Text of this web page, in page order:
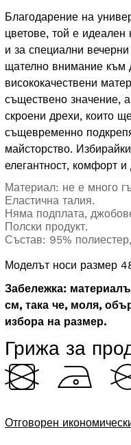
Благодарение на
цветове, той е
и за специални
щателно внимание към
висококачествени
съществено значение,
скроени дрехи, които
същевременно
майсторство.
елегантност, комфорт и
Материал: не е много
Еластична талия.
Няма подплата,
Полски продукт.
Състав: 95%
Моделът носи размер
Забележка:
см, така че, моля,
избора на размер.
Грижа за
Отговорен